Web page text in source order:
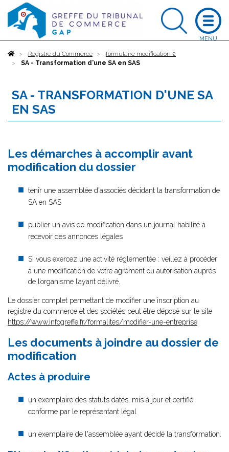
AccueilRegistre du Commerce
formulaire modification 2
SA - Transformation d'une SA en SAS
SA - TRANSFORMATION D'UNE SA
EN SAS
Les démarches à accomplir avant
modification du dossier
tenir une assemblée d'associés décidant la transformation de
SA en SAS
publier un avis de modification dans un journal habilité à
recevoir des annonces légales
Si vous exercez une activité réglementée : veillez à procéder
à une modification de votre agrément ou autorisation auprès
de l’organisme l’ayant délivré.
Le dossier complet permettant de modifier une inscription au
registre du commerce et des sociétés peut être déposé sur le site
https://www.infogreffe.fr/formalites/modifier-une-entreprise
Les documents à joindre au dossier de
modification
Actes à produire
un exemplaire des statuts datés, mis à jour et certifié
conforme par le représentant légal
un exemplaire de l'assemblée ayant décidé la transformation.